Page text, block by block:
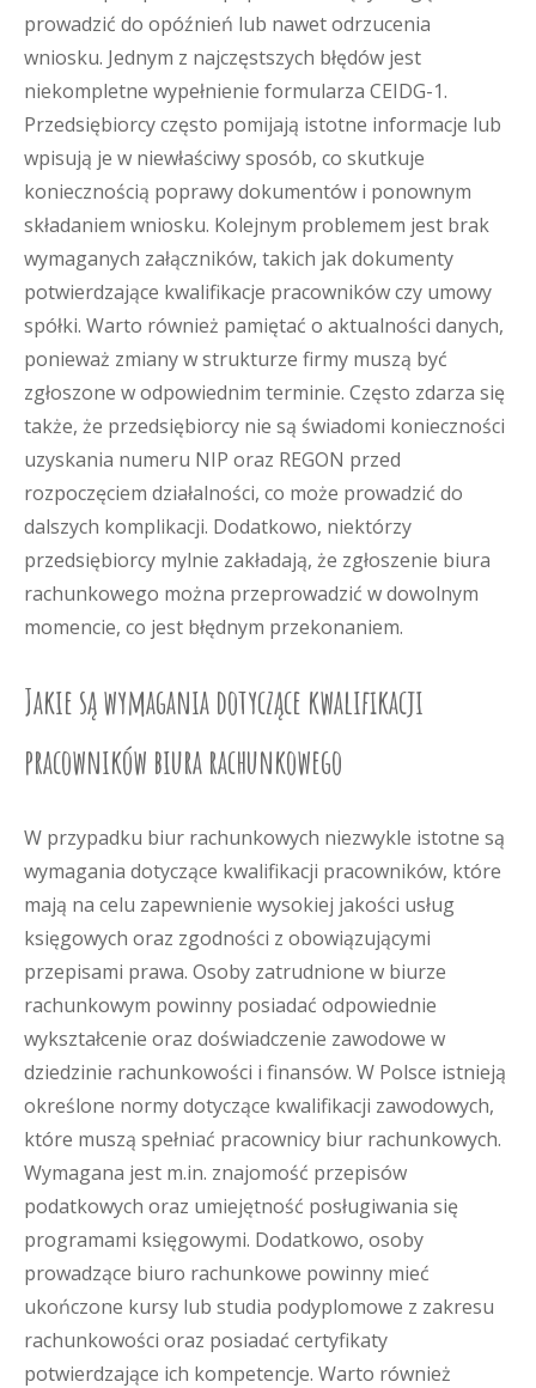
prowadzić do opóźnień lub nawet odrzucenia
wniosku. Jednym z najczęstszych błędów jest
niekompletne wypełnienie formularza CEIDG-1.
Przedsiębiorcy często pomijają istotne informacje lub
wpisują je w niewłaściwy sposób, co skutkuje
koniecznością poprawy dokumentów i ponownym
składaniem wniosku. Kolejnym problemem jest brak
wymaganych załączników, takich jak dokumenty
potwierdzające kwalifikacje pracowników czy umowy
spółki. Warto również pamiętać o aktualności danych,
ponieważ zmiany w strukturze firmy muszą być
zgłoszone w odpowiednim terminie. Często zdarza się
także, że przedsiębiorcy nie są świadomi konieczności
uzyskania numeru NIP oraz REGON przed
rozpoczęciem działalności, co może prowadzić do
dalszych komplikacji. Dodatkowo, niektórzy
przedsiębiorcy mylnie zakładają, że zgłoszenie biura
rachunkowego można przeprowadzić w dowolnym
momencie, co jest błędnym przekonaniem.
Jakie są wymagania dotyczące kwalifikacji
pracowników biura rachunkowego
W przypadku biur rachunkowych niezwykle istotne są
wymagania dotyczące kwalifikacji pracowników, które
mają na celu zapewnienie wysokiej jakości usług
księgowych oraz zgodności z obowiązującymi
przepisami prawa. Osoby zatrudnione w biurze
rachunkowym powinny posiadać odpowiednie
wykształcenie oraz doświadczenie zawodowe w
dziedzinie rachunkowości i finansów. W Polsce istnieją
określone normy dotyczące kwalifikacji zawodowych,
które muszą spełniać pracownicy biur rachunkowych.
Wymagana jest m.in. znajomość przepisów
podatkowych oraz umiejętność posługiwania się
programami księgowymi. Dodatkowo, osoby
prowadzące biuro rachunkowe powinny mieć
ukończone kursy lub studia podyplomowe z zakresu
rachunkowości oraz posiadać certyfikaty
potwierdzające ich kompetencje. Warto również